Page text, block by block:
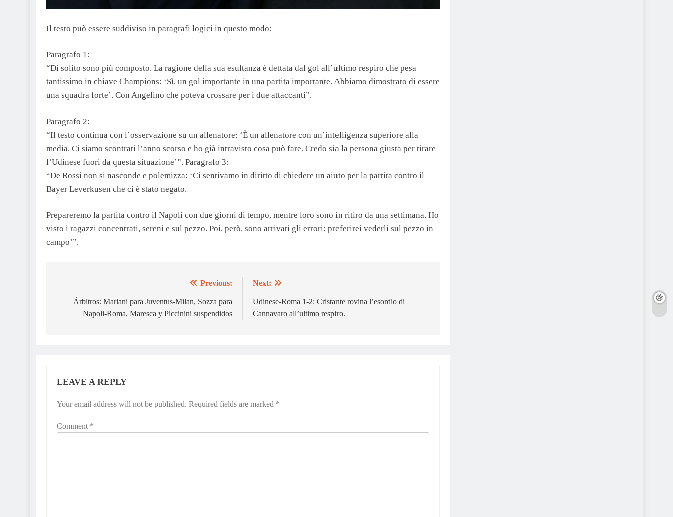
Il testo può essere suddiviso in paragrafi logici in questo modo:
Paragrafo 1:
“Di solito sono più composto. La ragione della sua esultanza è dettata dal gol all’ultimo respiro che pesa
tantissimo in chiave Champions: ‘Sì, un gol importante in una partita importante. Abbiamo dimostrato di essere
una squadra forte’. Con Angelino che poteva crossare per i due attaccanti”.
Paragrafo 2:
“Il testo continua con l’osservazione su un allenatore: ‘È un allenatore con un’intelligenza superiore alla
media. Ci siamo scontrati l’anno scorso e ho già intravisto cosa può fare. Credo sia la persona giusta per tirare
l’Udinese fuori da questa situazione’”. Paragrafo 3:
“De Rossi non si nasconde e polemizza: ‘Ci sentivamo in diritto di chiedere un aiuto per la partita contro il
Bayer Leverkusen che ci è stato negato.
Prepareremo la partita contro il Napoli con due giorni di tempo, mentre loro sono in ritiro da una settimana. Ho
visto i ragazzi concentrati, sereni e sul pezzo. Poi, però, sono arrivati gli errori: preferirei vederli sul pezzo in
campo’”.
navigation
Previous:
Árbitros: Mariani para Juventus-Milan, Sozza para
Napoli-Roma, Maresca y Piccinini suspendidos
Next:
Udinese-Roma 1-2: Cristante rovina l’esordio di
Cannavaro all’ultimo respiro.
LEAVE A REPLY
Your email address will not be published. Required fields are marked *
Comment *